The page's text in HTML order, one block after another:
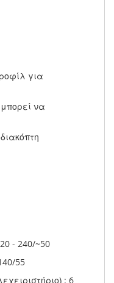
για
μπορεί να
- 240/~50
55
: 6